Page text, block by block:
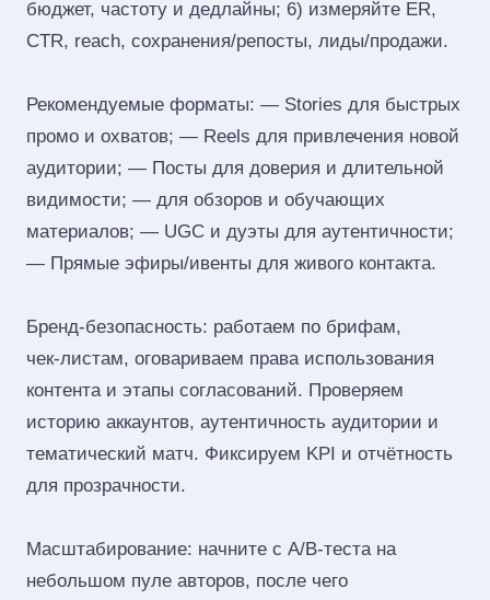
бюджет, частоту и дедлайны; 6) измеряйте ER,
CTR, reach, сохранения/репосты, лиды/продажи.
Рекомендуемые форматы: — Stories для быстрых
промо и охватов; — Reels для привлечения новой
аудитории; — Посты для доверия и длительной
видимости; — для обзоров и обучающих
материалов; — UGC и дуэты для аутентичности;
— Прямые эфиры/ивенты для живого контакта.
Бренд‑безопасность: работаем по брифам,
чек‑листам, оговариваем права использования
контента и этапы согласований. Проверяем
историю аккаунтов, аутентичность аудитории и
тематический матч. Фиксируем KPI и отчётность
для прозрачности.
Масштабирование: начните с A/B‑теста на
небольшом пуле авторов, после чего